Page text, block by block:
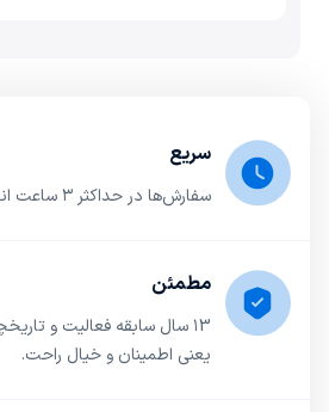
سریع
سفارش‌ها در حداکثر ۳ ساعت انجام می‌شود.
مطمئن
۱3 سال سابقه فعالیت و
یعنی اطمینان و خیال راحت.